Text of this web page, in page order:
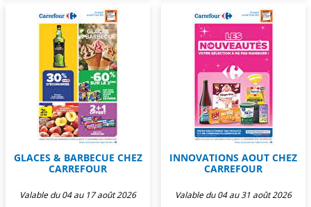
GLACES & BARBECUE CHEZ
CARREFOUR
Valable du 04 au 17 août 2026
INNOVATIONS AOUT CHEZ
CARREFOUR
Valable du 04 au 31 août 2026